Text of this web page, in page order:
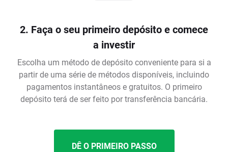
2. Faça o seu primeiro depósito e comece
a investir
Escolha um método de depósito conveniente para si a
partir de uma série de métodos disponíveis, incluindo
pagamentos instantâneos e gratuitos. O primeiro
depósito terá de ser feito por transferência bancária.
DÊ O PRIMEIRO PASSO